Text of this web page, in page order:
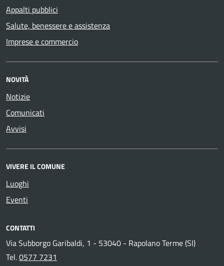
Appalti pubblici
Salute, benessere e assistenza
Imprese e commercio
NOVITÀ
Notizie
Comunicati
Avvisi
VIVERE IL COMUNE
Luoghi
Eventi
CONTATTI
Via Subborgo Garibaldi, 1 - 53040 - Rapolano Terme (SI)
Tel.0577 7231